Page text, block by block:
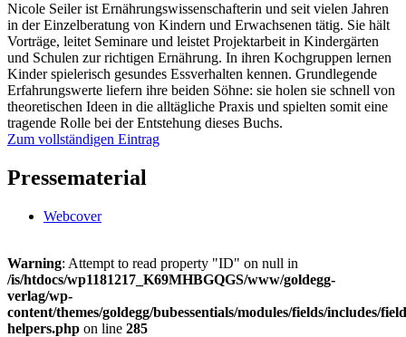
Nicole Seiler ist Ernährungswissenschafterin und seit vielen Jahren
in der Einzelberatung von Kindern und Erwachsenen tätig. Sie hält
Vorträge, leitet Seminare und leistet Projektarbeit in Kindergärten
und Schulen zur richtigen Ernährung. In ihren Kochgruppen lernen
Kinder spielerisch gesundes Essverhalten kennen. Grundlegende
Erfahrungswerte liefern ihre beiden Söhne: sie holen sie schnell von
theoretischen Ideen in die alltägliche Praxis und spielten somit eine
tragende Rolle bei der Entstehung dieses Buchs.
Zum vollständigen Eintrag
Pressematerial
Webcover
Warning: Attempt to read property "ID" on null in
/is/htdocs/wp1181217_K69MHBGQGS/www/goldegg-
verlag/wp-
content/themes/goldegg/bubessentials/modules/fields/includes/
helpers.php on line 285